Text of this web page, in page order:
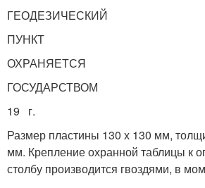
ГЕОДЕЗИЧЕСКИЙ
ПУНКТ
ОХРАНЯЕТСЯ
ГОСУДАРСТВОМ
19 г.
Размер пластины 130 х 130 мм,
мм. Крепление охранной таблицы к
столбу производится гвоздями, в